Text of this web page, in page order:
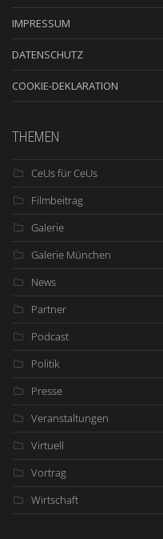
IMPRESSUM
DATENSCHUTZ
COOKIE-DEKLARATION
THEMEN
CeUs für CeUs
Filmbeitrag
Galerie
Galerie München
News
Partner
Podcast
Politik
Presse
Veranstaltungen
Virtuell
Vortrag
Wirtschaft